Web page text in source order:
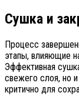
Сушка и
Процесс
этапы, влияющие
Эффективная
свежего слоя, но
критично для